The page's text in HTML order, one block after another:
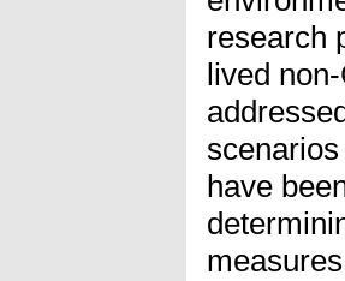
research
lived
have